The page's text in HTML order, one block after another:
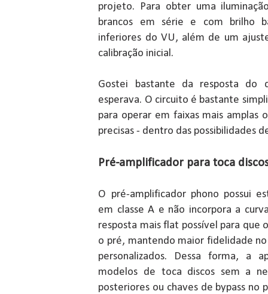
projeto. Para obter uma
brancos em série e com brilho
inferiores do VU, além de um
calibração inicial.
Gostei bastante da resposta do
esperava. O circuito é bastante
para operar em faixas mais amplas
precisas - dentro das possibilidades
Pré-amplificador para toca
O pré-amplificador phono possui
em classe A e não incorpora a
resposta mais flat possível para que
o pré, mantendo maior fidelidade
personalizados. Dessa forma, a
modelos de toca discos sem a
posteriores ou chaves de bypass no